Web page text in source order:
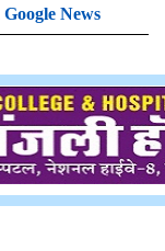
Google News